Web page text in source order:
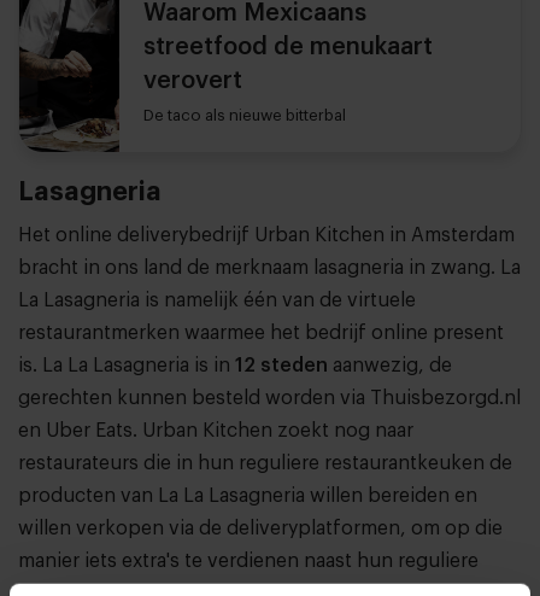
Waarom Mexicaans
streetfood de menukaart
verovert
De taco als nieuwe bitterbal
Lasagneria
Het online deliverybedrijf Urban Kitchen in Amsterdam
bracht in ons land de merknaam lasagneria in zwang. La
La Lasagneria is namelijk één van de virtuele
restaurantmerken waarmee het bedrijf online present
is. La La Lasagneria is in 12 steden aanwezig, de
gerechten kunnen besteld worden via Thuisbezorgd.nl
en Uber Eats. Urban Kitchen zoekt nog naar
restaurateurs die in hun reguliere restaurantkeuken de
producten van La La Lasagneria willen bereiden en
willen verkopen via de deliveryplatformen, om op die
manier iets extra's te verdienen naast hun reguliere